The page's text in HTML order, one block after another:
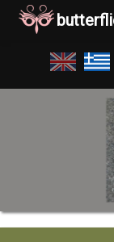
Μετάβαση
στο